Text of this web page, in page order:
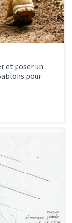
et poser un
pour